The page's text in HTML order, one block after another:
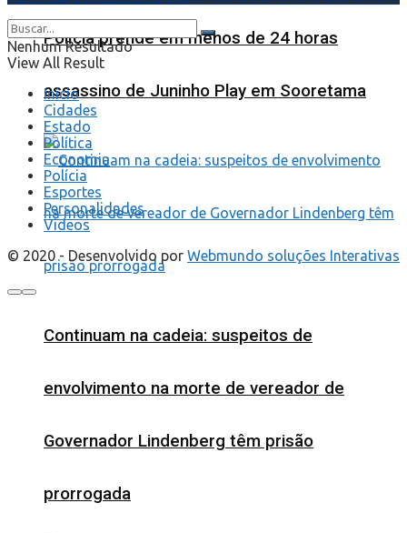
Polícia prende em menos de 24 horas
assassino de Juninho Play em Sooretama
Continuam na cadeia: suspeitos de
envolvimento na morte de vereador de
Governador Lindenberg têm prisão
prorrogada
Nenhum Resultado
View All Result
Início
Cidades
Estado
Política
Economia
Polícia
Esportes
Personalidades
Videos
© 2020 - Desenvolvido por Webmundo soluções Interativas